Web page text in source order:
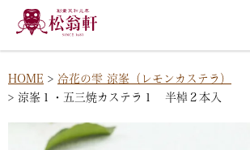
HOME
冷花の雫 涼峯（レモンカステラ）
涼峯１・五三焼カステラ１ 半棹２本入